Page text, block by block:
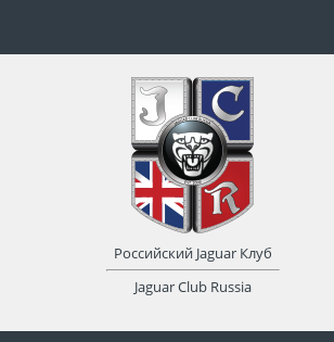
Российский Jaguar Клуб
Jaguar Club Russia